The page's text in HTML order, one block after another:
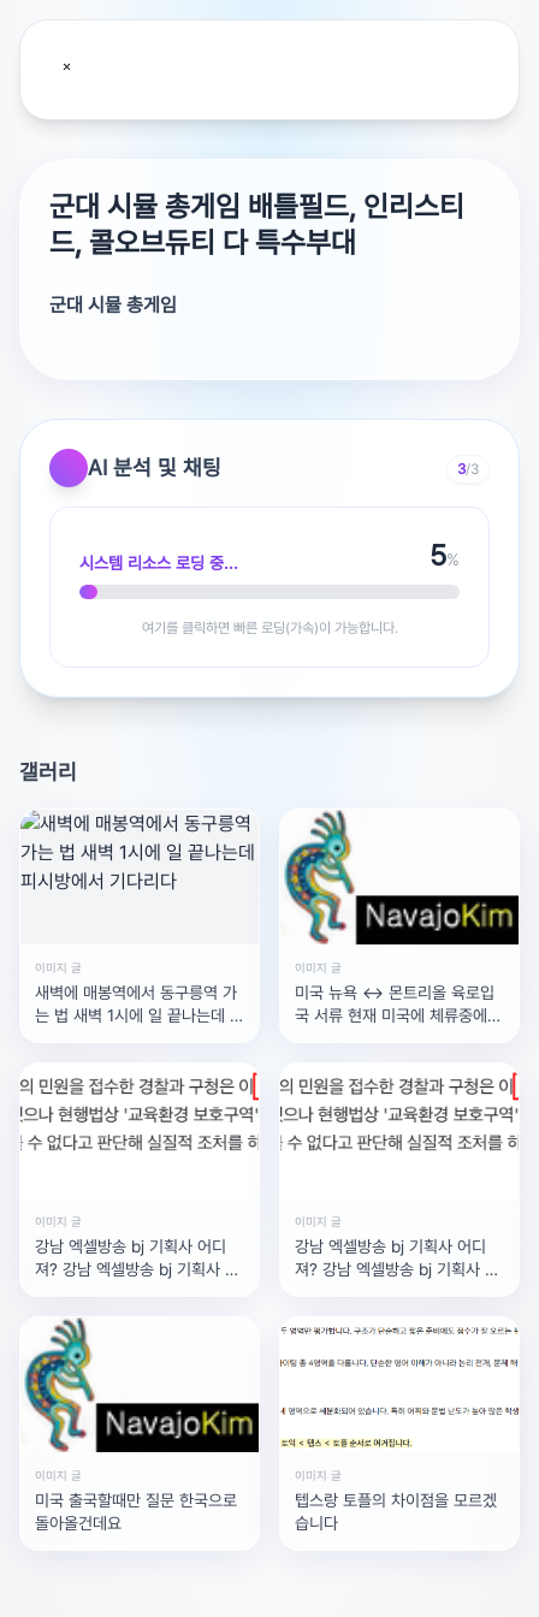
군대 시뮬 총게임 배틀필드, 인리스티
드, 콜오브듀티 다 특수부대
군대 시뮬 총게임
뭔 말같지도 않은 개소리임?
광고 [X]를 누르면 내용이 해제됩니다
AI 분석 및 채팅 3/3
시스템 리소스 로딩 중... 6%
여기를 클릭하면 빠른 로딩(가속)이 가능합니다.
갤러리
이미지 글
새벽에 매봉역에서 동구릉역 가
는 법 새벽 1시에 일 끝나는데 피
이미지 글
미국 뉴욕 <-> 몬트리올 육로입
국 서류 현재 미국에 체류중에
이미지 글
강남 엑셀방송 bj 기획사 어디
져? 강남 엑셀방송 bj 기획사 어
이미지 글
강남 엑셀방송 bj 기획사 어디
져? 강남 엑셀방송 bj 기획사 어
이미지 글
미국 출국할때만 질문 한국으로
돌아올건데요
이미지 글
텝스랑 토플의 차이점을 모르겠
습니다